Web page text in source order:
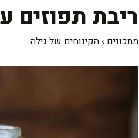
ריבת תפוזים
מתכונים › הקינוחים של גילה